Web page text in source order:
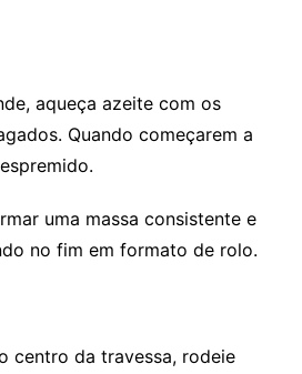
aqueça azeite com os
Quando começarem a
uma massa consistente e
no fim em formato de rolo.
centro da travessa, rodeie